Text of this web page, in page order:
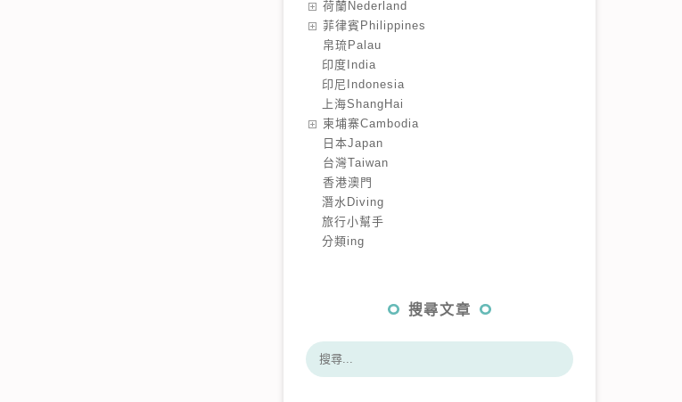
️荷蘭Nederland
️菲律賓Philippines
️帛琉Palau
印度India
印尼Indonesia
上海ShangHai
️柬埔寨Cambodia
️日本Japan
️台灣Taiwan
️香港澳門
潛水Diving
旅行小幫手
分類ing
搜尋文章